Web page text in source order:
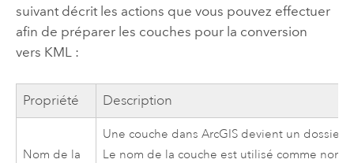
suivant décrit les actions que vous pouvez effectuer
afin de préparer les couches pour la conversion
vers KML :
Propriété Description
Nom de la
Une couche dans ArcGIS devient un dossier
Le nom de la couche est utilisé comme nom